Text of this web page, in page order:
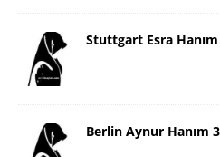
Stuttgart Esra Hanım
Berlin Aynur Hanım